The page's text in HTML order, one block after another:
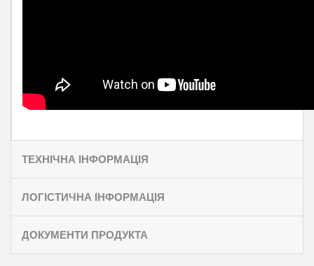
ТЕХНІЧНА ІНФОРМАЦІЯ
ЛОГІСТИЧНА ІНФОРМАЦІЯ
ДОКУМЕНТИ ПРОДУКТА